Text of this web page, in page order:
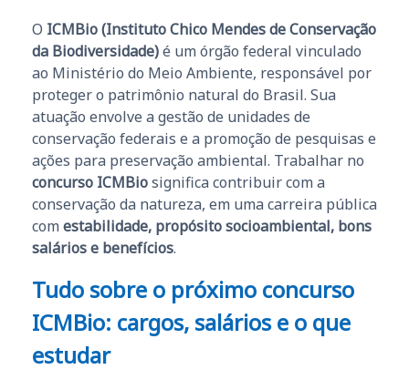
O ICMBio (Instituto Chico Mendes de Conservação
da Biodiversidade)é um órgão federal vinculado
ao Ministério do Meio Ambiente, responsável por
proteger o patrimônio natural do Brasil. Sua
atuação envolve a gestão de unidades de
conservação federais e a promoção de pesquisas e
ações para preservação ambiental. Trabalhar no
concurso ICMBiosignifica contribuir com a
conservação da natureza, em uma carreira pública
com estabilidade, propósito socioambiental, bons
salários e benefícios.
Tudo sobre o próximo concurso
ICMBio: cargos, salários e o que
estudar